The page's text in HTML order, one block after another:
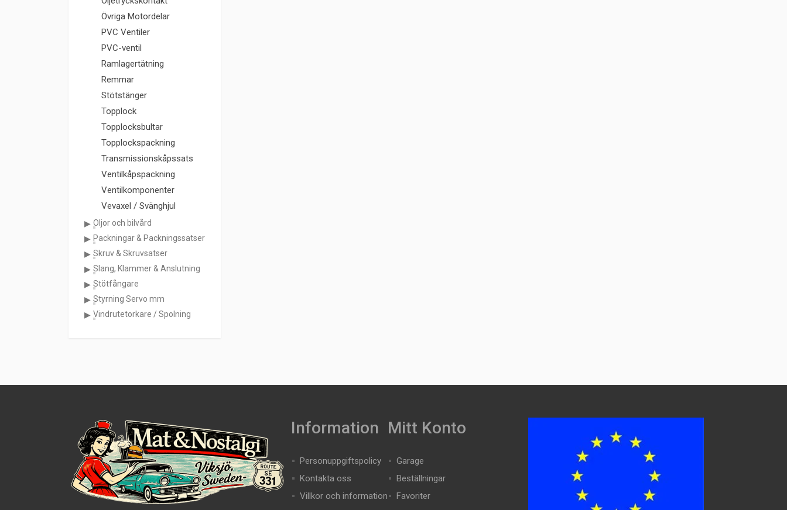
Övriga Motordelar
PVC Ventiler
PVC-ventil
Ramlagertätning
Remmar
Stötstänger
Topplock
Topplocksbultar
Topplockspackning
Transmissionskåpssats
Ventilkåpspackning
Ventilkomponenter
Vevaxel / Svänghjul
Oljor och bilvård
Packningar & Packningssatser
Skruv & Skruvsatser
Slang, Klammer & Anslutning
Stötfångare
Styrning Servo mm
Vindrutetorkare / Spolning
Information
Personuppgiftspolicy
Kontakta oss
Villkor och information
Mitt Konto
Garage
Beställningar
Favoriter